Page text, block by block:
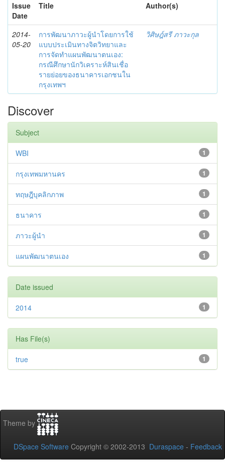
Issue
Date
Title Author(s)
2014-
05-20
การพัฒนาภาวะผู้นำโดยการใช้
แบบประเมินทางจิตวิทยาและ
การจัดทำแผนพัฒนาตนเอง:
กรณีศึกษานักวิเคราะห์สินเชื่อ
รายย่อยของธนาคารเอกชนใน
กรุงเทพฯ
วิศิษฎ์สรี ภาวะกุล
Discover
Subject
1
WBI
1
กรุงเทพมหานคร
1
ทฤษฎีบุคลิกภาพ
1
ธนาคาร
1
ภาวะผู้นำ
1
แผนพัฒนาตนเอง
Date issued
1
2014
Has File(s)
1
true
Theme by
DSpace Software Copyright © 2002-2013 Duraspace - Feedback